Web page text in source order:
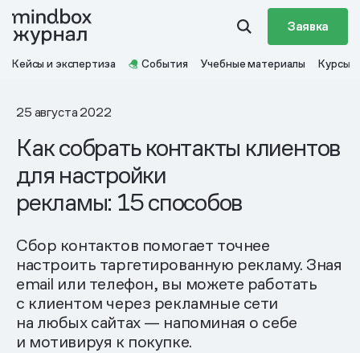
Заявка
Кейсы и экспертиза События Учебные материалы Курсы
25 августа 2022
Как собрать контакты клиентов
для настройки
рекламы: 15 способов
Сбор контактов помогает точнее
настроить таргетированную рекламу. Зная
email или телефон, вы можете работать
с клиентом через рекламные сети
на любых сайтах — напоминая о себе
и мотивируя к покупке.